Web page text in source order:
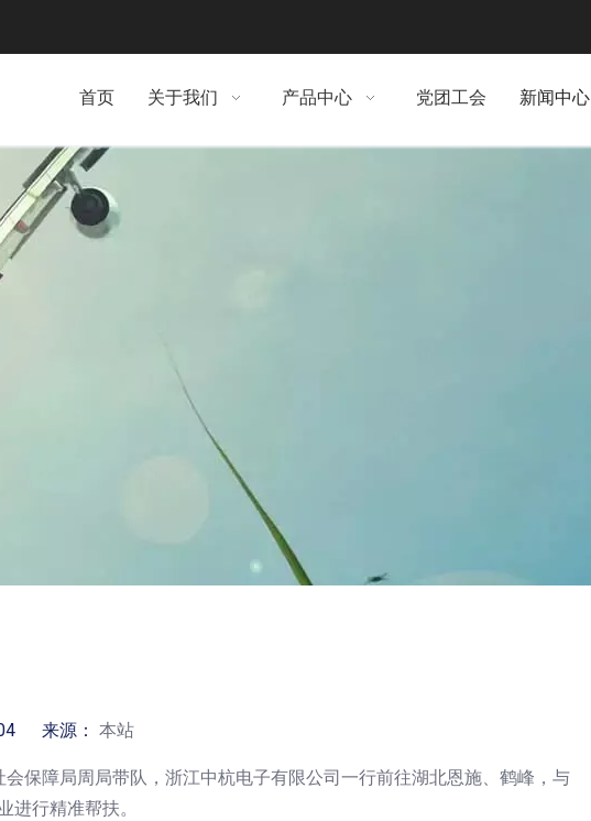
首页 关于我们 产品中心 党团工会 新闻中心
来源： 本站
保障局周局带队，浙江中杭电子有限公司一行前往湖北恩施、鹤峰，与
进行精准帮扶。